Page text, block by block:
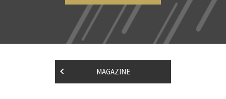
MAGAZINE